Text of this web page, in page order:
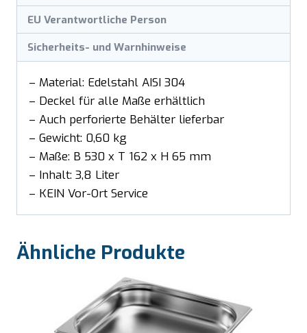
EU Verantwortliche Person
Sicherheits- und Warnhinweise
– Material: Edelstahl AISI 304
– Deckel für alle Maße erhältlich
– Auch perforierte Behälter lieferbar
– Gewicht: 0,60 kg
– Maße: B 530 x T 162 x H 65 mm
– Inhalt: 3,8 Liter
– KEIN Vor-Ort Service
Ähnliche Produkte